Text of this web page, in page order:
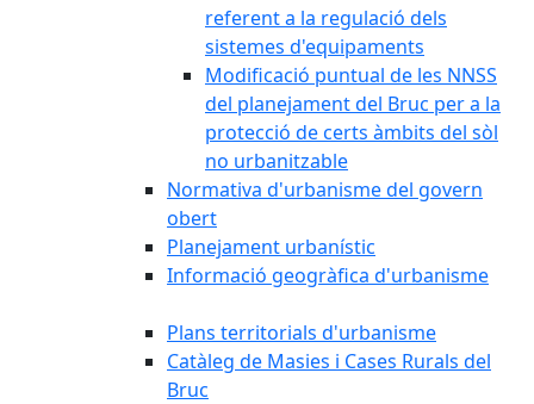
referent a la regulació dels
sistemes d'equipaments
Modificació puntual de les NNSS
del planejament del Bruc per a la
protecció de certs àmbits del sòl
no urbanitzable
Normativa d'urbanisme del govern
obert
Planejament urbanístic
Informació geogràfica d'urbanisme
Plans territorials d'urbanisme
Catàleg de Masies i Cases Rurals del
Bruc